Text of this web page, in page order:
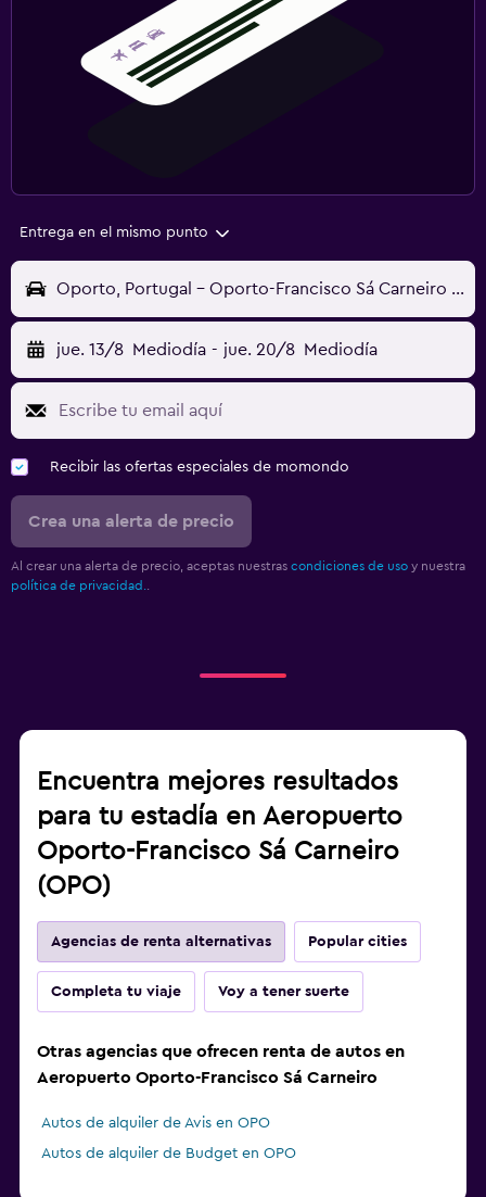
Entrega en el mismo punto
Oporto, Portugal - Oporto-Francisco Sá Carneiro (OPO)
jue. 13/8 Mediodía - jue. 20/8 Mediodía
Recibir las ofertas especiales de momondo
Crea una alerta de precio
Al crear una alerta de precio, aceptas nuestras condiciones de uso y nuestra
política de privacidad..
Encuentra mejores resultados
para tu estadía en Aeropuerto
Oporto-Francisco Sá Carneiro
(OPO)
Agencias de renta alternativas Popular cities
Completa tu viaje Voy a tener suerte
Otras agencias que ofrecen renta de autos en
Aeropuerto Oporto-Francisco Sá Carneiro
Autos de alquiler de Avis en OPO
Autos de alquiler de Budget en OPO